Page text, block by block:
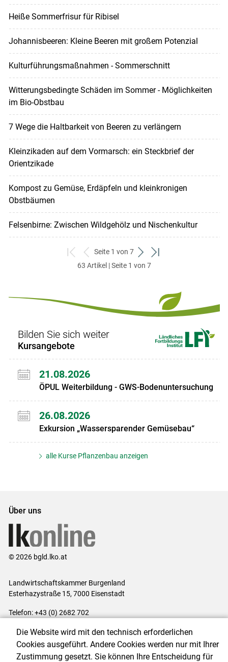
Heiße Sommerfrisur für Ribisel
Johannisbeeren: Kleine Beeren mit großem Potenzial
Kulturführungsmaßnahmen - Sommerschnitt
Witterungsbedingte Schäden im Sommer - Möglichkeiten
im Bio-Obstbau
7 Wege die Haltbarkeit von Beeren zu verlängern
Kleinzikaden auf dem Vormarsch: ein Steckbrief der
Orientzikade
Kompost zu Gemüse, Erdäpfeln und kleinkronigen
Obstbäumen
Felsenbirne: Zwischen Wildgehölz und Nischenkultur
zum
ersten
zurück
zum
Seite 1 von 7
weiter
zum
zum
63 Artikel | Seite 1 von 7
Bilden Sie sich weiter
Kursangebote
21.08.2026
ÖPUL Weiterbildung - GWS-Bodenuntersuchung
26.08.2026
Exkursion „Wassersparender Gemüsebau“
alle Kurse Pflanzenbau anzeigen
Über uns
© 2026 bgld.lko.at
Landwirtschaftskammer Burgenland
Esterhazystraße 15, 7000 Eisenstadt
Telefon: +43 (0) 2682 702
Impressum|Kontakt|Datenschutzerklärung|Barrierefreiheit|
Cookie-Einstellungen
Die Website wird mit den technisch erforderlichen
Cookies ausgeführt. Andere Cookies werden nur mit Ihrer
Zustimmung gesetzt. Sie können Ihre Entscheidung für